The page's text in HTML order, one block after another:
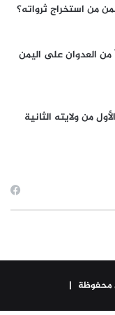
من استخراج ثرواته؟
من ولايته الثانية